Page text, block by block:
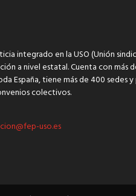
integrado en la USO (Unión
a nivel estatal. Cuenta con más
España, tiene más de 400 sedes
colectivos.
uso.es